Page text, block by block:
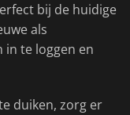
bij de huidige
als
in te loggen en
duiken, zorg er